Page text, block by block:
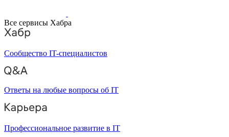
Все сервисы Хабра
Сообщество IT-специалистов
Ответы на любые вопросы об IT
Профессиональное развитие в IT